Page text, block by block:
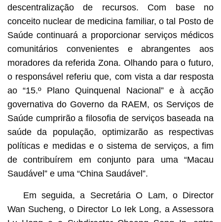
descentralização de recursos. Com base no
conceito nuclear de medicina familiar, o tal Posto de
Saúde continuará a proporcionar serviços médicos
comunitários convenientes e abrangentes aos
moradores da referida Zona. Olhando para o futuro,
o responsável referiu que, com vista a dar resposta
ao “15.º Plano Quinquenal Nacional” e à acção
governativa do Governo da RAEM, os Serviços de
Saúde cumprirão a filosofia de serviços baseada na
saúde da população, optimizarão as respectivas
políticas e medidas e o sistema de serviços, a fim
de contribuírem em conjunto para uma “Macau
Saudável” e uma “China Saudável”.
Em seguida, a Secretária O Lam, o Director
Wan Sucheng, o Director Lo Iek Long, a Assessora